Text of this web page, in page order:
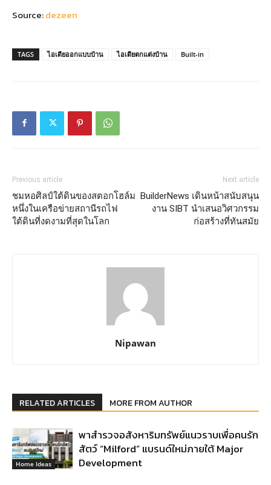
Source:dezeen
TAGS ไอเดียออกแบบบ้าน ไอเดียตกแต่งบ้าน Built-in
Previous article
ชมหอศิลป์ใต้ดินของสตอกโฮล์ม
หนึ่งในเครือข่ายสถานีรถไฟ
ใต้ดินที่งดงามที่สุดในโลก
Next article
BuilderNews เดินหน้าสนับสนุน
งาน SIBT นำเสนอวิศวกรรม
ก่อสร้างที่ทันสมัย
Nipawan
RELATED ARTICLES MORE FROM AUTHOR
Home Ideas
พาสำรวจอสังหาริมทรัพย์แนวราบเพื่อคนรัก
สัตว์ “Milford” แบรนด์ใหม่ภายใต้ Major
Development